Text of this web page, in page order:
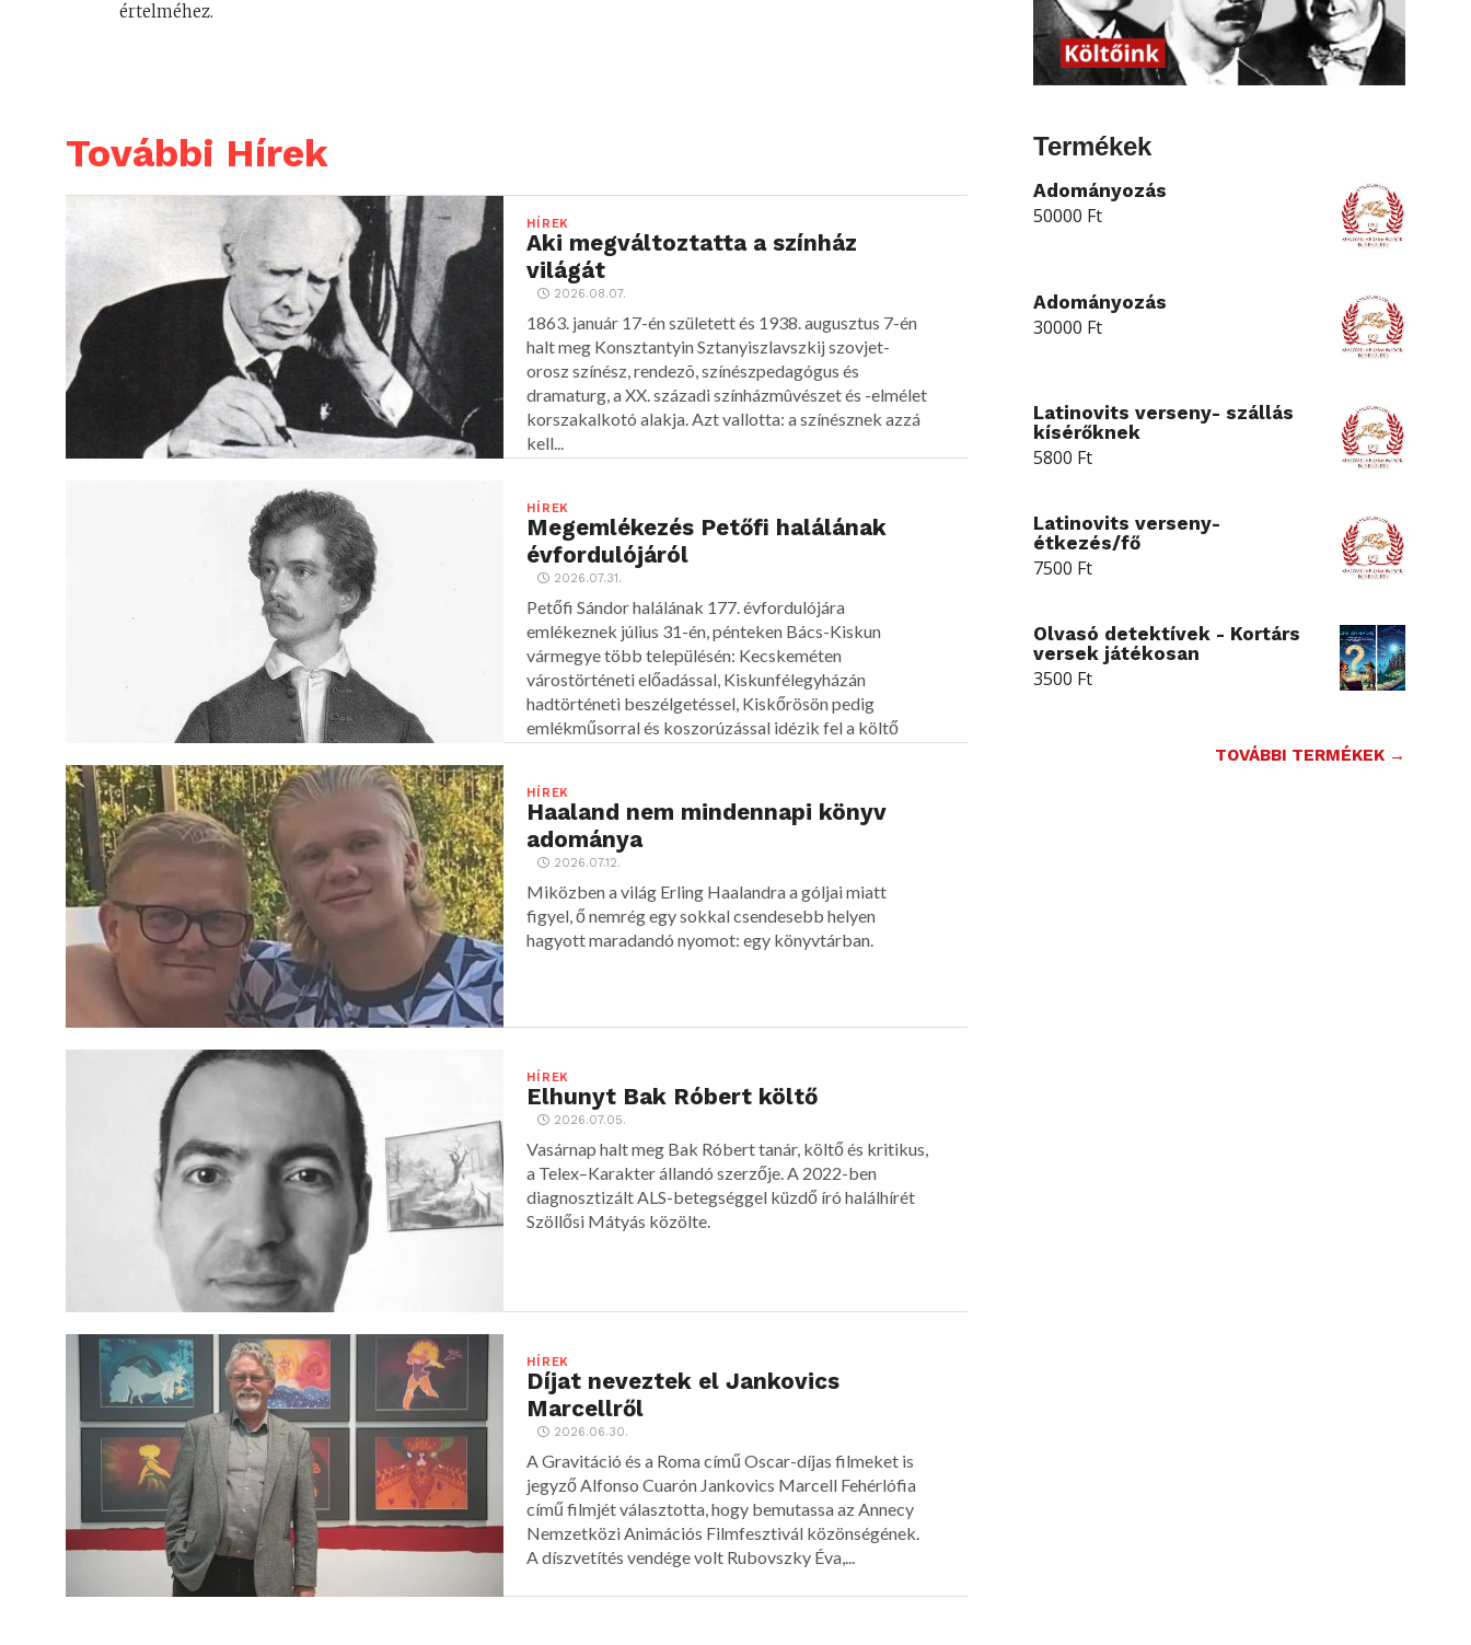
értelméhez.
További Hírek
HÍREK
Aki megváltoztatta a színház
világát
2026.08.07.
1863. január 17-én született és 1938. augusztus 7-én
halt meg Konsztantyin Sztanyiszlavszkij szovjet-
orosz színész, rendezõ, színészpedagógus és
dramaturg, a XX. századi színházmûvészet és -elmélet
korszakalkotó alakja. Azt vallotta: a színésznek azzá
kell...
HÍREK
Megemlékezés Petőfi halálának
évfordulójáról
2026.07.31.
Petőfi Sándor halálának 177. évfordulójára
emlékeznek július 31-én, pénteken Bács-Kiskun
vármegye több településén: Kecskeméten
várostörténeti előadással, Kiskunfélegyházán
hadtörténeti beszélgetéssel, Kiskőrösön pedig
emlékműsorral és koszorúzással idézik fel a költő
HÍREK
Haaland nem mindennapi könyv
adománya
2026.07.12.
Miközben a világ Erling Haalandra a góljai miatt
figyel, ő nemrég egy sokkal csendesebb helyen
hagyott maradandó nyomot: egy könyvtárban.
HÍREK
Elhunyt Bak Róbert költő
2026.07.05.
Vasárnap halt meg Bak Róbert tanár, költő és kritikus,
a Telex–Karakter állandó szerzője. A 2022-ben
diagnosztizált ALS-betegséggel küzdő író halálhírét
Szöllősi Mátyás közölte.
HÍREK
Díjat neveztek el Jankovics
Marcellről
2026.06.30.
A Gravitáció és a Roma című Oscar-díjas filmeket is
jegyző Alfonso Cuarón Jankovics Marcell Fehérlófia
című filmjét választotta, hogy bemutassa az Annecy
Nemzetközi Animációs Filmfesztivál közönségének.
A díszvetítés vendége volt Rubovszky Éva,...
Termékek
Adományozás
50000 Ft
Adományozás
30000 Ft
Latinovits verseny- szállás
kísérőknek
5800 Ft
Latinovits verseny-
étkezés/fő
7500 Ft
Olvasó detektívek - Kortárs
versek játékosan
3500 Ft
TOVÁBBI TERMÉKEK →